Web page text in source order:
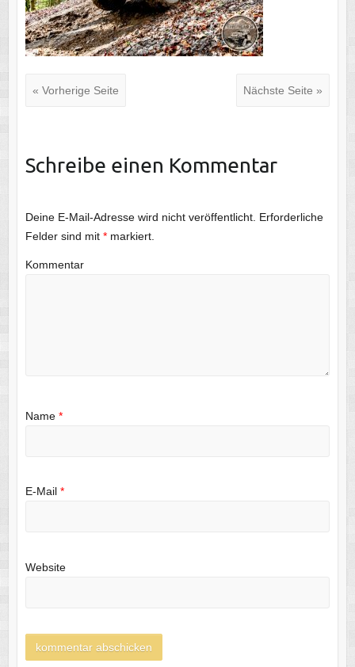
« Vorherige Seite Nächste Seite »
Schreibe einen Kommentar
Deine E-Mail-Adresse wird nicht veröffentlicht. Erforderliche
Felder sind mit *markiert.
Kommentar
Name *
E-Mail *
Website